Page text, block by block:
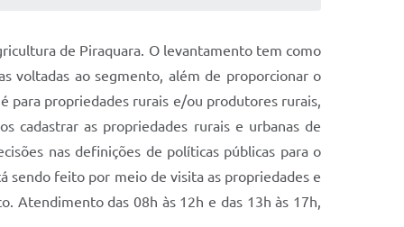
de Piraquara. O levantamento tem como
voltadas ao segmento, além de proporcionar o
para propriedades rurais e/ou produtores rurais,
cadastrar as propriedades rurais e urbanas de
nas definições de políticas públicas para o
sendo feito por meio de visita as propriedades e
Atendimento das 08h às 12h e das 13h às 17h,